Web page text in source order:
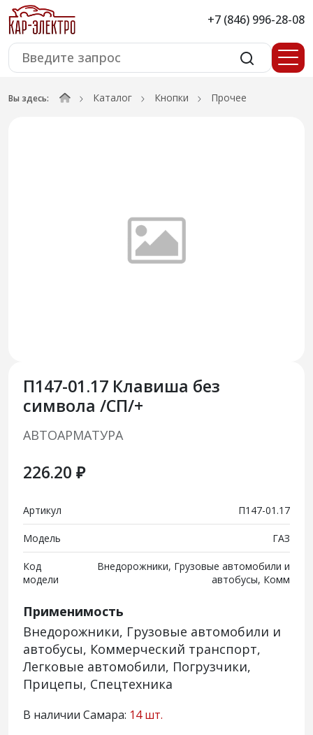
+7 (846) 996-28-08
Вы здесь: Каталог Кнопки Прочее
П147-01.17 Клавиша без
символа /СП/+
АВТОАРМАТУРА
226.20 ₽
Артикул П147-01.17
Модель ГАЗ
Код
модели
Внедорожники, Грузовые автомобили и
автобусы, Комм
Применимость
Внедорожники, Грузовые автомобили и
автобусы, Коммерческий транспорт,
Легковые автомобили, Погрузчики,
Прицепы, Спецтехника
В наличии Самара: 14 шт.